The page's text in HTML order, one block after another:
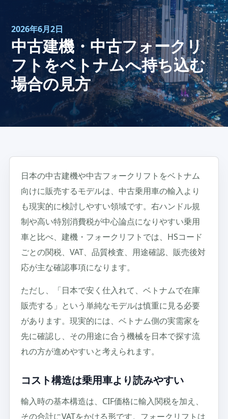
2026年6月2日
中古建機・中古フォークリ
フトをベトナムへ持ち込む
場合の見方
日本の中古建機や中古フォークリフトをベトナム
向けに販売するモデルは、中古乗用車の輸入より
も現実的に検討しやすい領域です。右ハンドル規
制や高い特別消費税が中心論点になりやすい乗用
車と比べ、建機・フォークリフトでは、HSコード
ごとの関税、VAT、品質検査、用途確認、販売後対
応が主な確認事項になります。
ただし、「日本で安く仕入れて、ベトナムで在庫
販売する」という単純なモデルは慎重に見る必要
があります。現実的には、ベトナム側の実需家を
先に確認し、その用途に合う機械を日本で探す流
れの方が進めやすいと考えられます。
コスト構造は乗用車より読みやすい
輸入時の基本構造は、CIF価格に輸入関税を加え、
その合計にVATをかける形です。フォークリフトは